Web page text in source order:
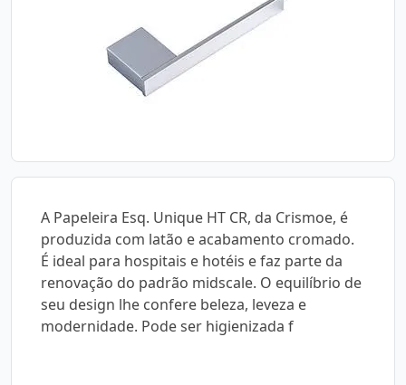
A Papeleira Esq. Unique HT CR, da Crismoe, é
produzida com latão e acabamento cromado.
É ideal para hospitais e hotéis e faz parte da
renovação do padrão midscale. O equilíbrio de
seu design lhe confere beleza, leveza e
modernidade. Pode ser higienizada f